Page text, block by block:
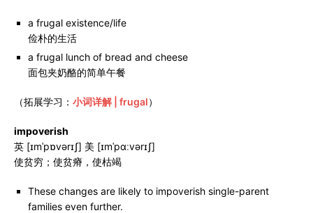
a frugal existence/life
俭朴的生活
a frugal lunch of bread and cheese
面包夹奶酪的简单午餐
（拓展学习： 小词详解 | frugal）
impoverish
英 [ɪmˈpɒvərɪʃ] 美 [ɪmˈpɑːvərɪʃ]
使贫穷；使贫瘠，使枯竭
These changes are likely to impoverish single-parent
families even further.